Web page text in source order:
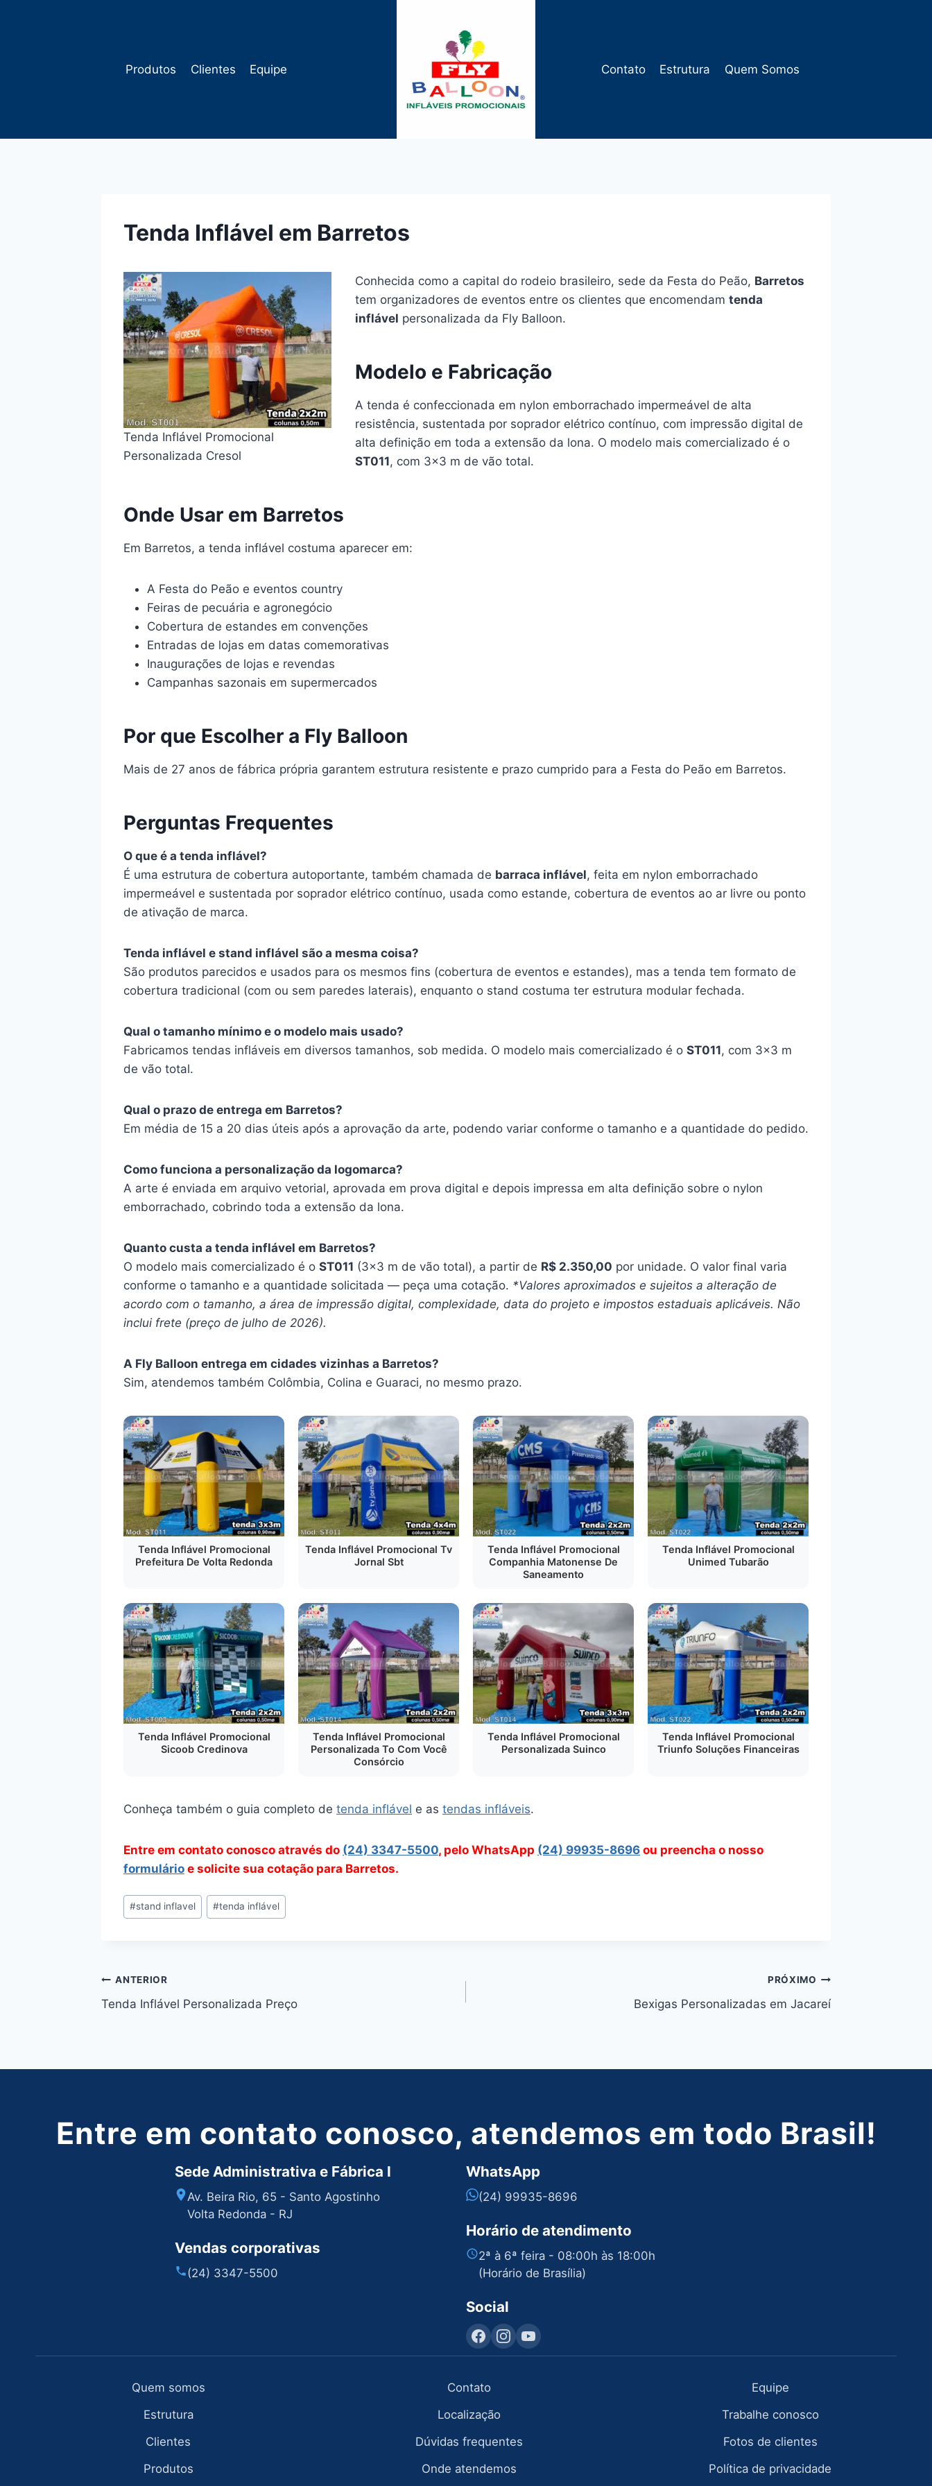
Produtos Clientes Equipe Contato Estrutura Quem Somos
Tenda Inflável em Barretos
Tenda Inflável Promocional
Personalizada Cresol
Conhecida como a capital do rodeio brasileiro, sede da Festa do Peão, Barretos
tem organizadores de eventos entre os clientes que encomendam tenda
inflável personalizada da Fly Balloon.
Modelo e Fabricação
A tenda é confeccionada em nylon emborrachado impermeável de alta
resistência, sustentada por soprador elétrico contínuo, com impressão digital de
alta definição em toda a extensão da lona. O modelo mais comercializado é o
ST011, com 3×3 m de vão total.
Onde Usar em Barretos
Em Barretos, a tenda inflável costuma aparecer em:
A Festa do Peão e eventos country
Feiras de pecuária e agronegócio
Cobertura de estandes em convenções
Entradas de lojas em datas comemorativas
Inaugurações de lojas e revendas
Campanhas sazonais em supermercados
Por que Escolher a Fly Balloon
Mais de 27 anos de fábrica própria garantem estrutura resistente e prazo cumprido para a Festa do Peão em Barretos.
Perguntas Frequentes
O que é a tenda inflável?
É uma estrutura de cobertura autoportante, também chamada de barraca inflável, feita em nylon emborrachado
impermeável e sustentada por soprador elétrico contínuo, usada como estande, cobertura de eventos ao ar livre ou ponto
de ativação de marca.
Tenda inflável e stand inflável são a mesma coisa?
São produtos parecidos e usados para os mesmos fins (cobertura de eventos e estandes), mas a tenda tem formato de
cobertura tradicional (com ou sem paredes laterais), enquanto o stand costuma ter estrutura modular fechada.
Qual o tamanho mínimo e o modelo mais usado?
Fabricamos tendas infláveis em diversos tamanhos, sob medida. O modelo mais comercializado é o ST011, com 3×3 m
de vão total.
Qual o prazo de entrega em Barretos?
Em média de 15 a 20 dias úteis após a aprovação da arte, podendo variar conforme o tamanho e a quantidade do pedido.
Como funciona a personalização da logomarca?
A arte é enviada em arquivo vetorial, aprovada em prova digital e depois impressa em alta definição sobre o nylon
emborrachado, cobrindo toda a extensão da lona.
Quanto custa a tenda inflável em Barretos?
O modelo mais comercializado é o ST011 (3×3 m de vão total), a partir de R$ 2.350,00 por unidade. O valor final varia
conforme o tamanho e a quantidade solicitada — peça uma cotação. *Valores aproximados e sujeitos a alteração de
acordo com o tamanho, a área de impressão digital, complexidade, data do projeto e impostos estaduais aplicáveis. Não
inclui frete (preço de julho de 2026).
A Fly Balloon entrega em cidades vizinhas a Barretos?
Sim, atendemos também Colômbia, Colina e Guaraci, no mesmo prazo.
Tenda Inflável Promocional
Prefeitura De Volta Redonda
Tenda Inflável Promocional Tv
Jornal Sbt
Tenda Inflável Promocional
Companhia Matonense De
Saneamento
Tenda Inflável Promocional
Unimed Tubarão
Tenda Inflável Promocional
Sicoob Credinova
Tenda Inflável Promocional
Personalizada To Com Você
Consórcio
Tenda Inflável Promocional
Personalizada Suinco
Tenda Inflável Promocional
Triunfo Soluções Financeiras
Conheça também o guia completo de tenda inflável e as tendas infláveis.
Entre em contato conosco através do (24) 3347-5500, pelo WhatsApp (24) 99935-8696 ou preencha o nosso
formulário e solicite sua cotação para Barretos.
Tags
do
#stand inflavel #tenda inflável
Navegação
de
ANTERIOR
Tenda Inflável Personalizada Preço
PRÓXIMO
Bexigas Personalizadas em Jacareí
Entre em contato conosco, atendemos em todo Brasil!
Sede Administrativa e Fábrica I
Av. Beira Rio, 65 - Santo Agostinho
Volta Redonda - RJ
Vendas corporativas
(24) 3347-5500
WhatsApp
(24) 99935-8696
Horário de atendimento
2ª à 6ª feira - 08:00h às 18:00h
(Horário de Brasília)
Social
Quem somos
Estrutura
Clientes
Produtos
Contato
Localização
Dúvidas frequentes
Onde atendemos
Equipe
Trabalhe conosco
Fotos de clientes
Política de privacidade